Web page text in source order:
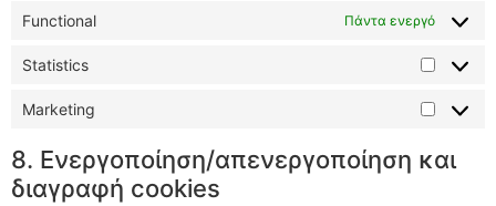
Functional Πάντα ενεργό
Statistics
Marketing
8. Ενεργοποίηση/απενεργοποίηση και
διαγραφή cookies